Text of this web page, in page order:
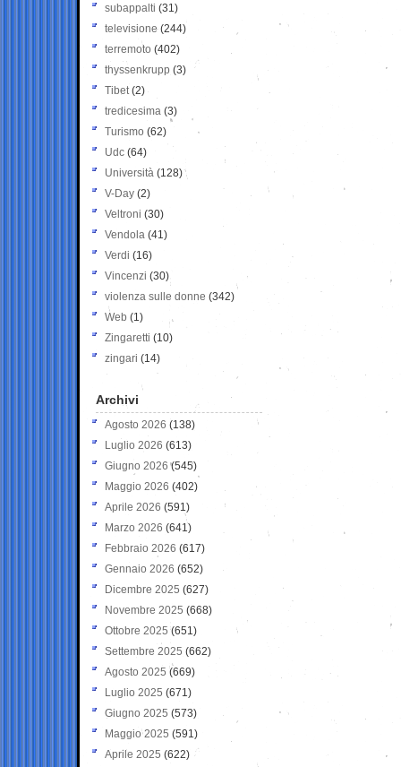
subappalti (31)
televisione(244)
terremoto (402)
thyssenkrupp (3)
Tibet(2)
tredicesima (3)
Turismo (62)
Udc (64)
Università (128)
V-Day (2)
Veltroni (30)
Vendola (41)
Verdi (16)
Vincenzi (30)
violenza sulle donne (342)
Web (1)
Zingaretti (10)
zingari (14)
Archivi
Agosto 2026 (138)
Luglio 2026 (613)
Giugno 2026 (545)
Maggio 2026 (402)
Aprile 2026 (591)
Marzo 2026 (641)
Febbraio 2026 (617)
Gennaio 2026 (652)
Dicembre 2025 (627)
Novembre 2025 (668)
Ottobre 2025 (651)
Settembre 2025 (662)
Agosto 2025 (669)
Luglio 2025 (671)
Giugno 2025 (573)
Maggio 2025 (591)
Aprile 2025 (622)